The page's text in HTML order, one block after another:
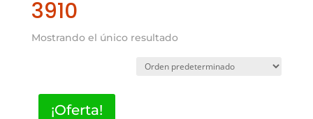
3910
Mostrando el único resultado
¡Oferta!